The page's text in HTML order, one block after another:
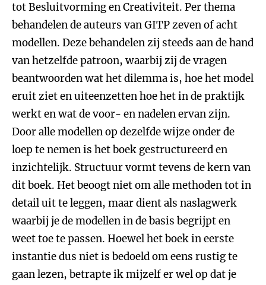
tot Besluitvorming en Creativiteit. Per thema
behandelen de auteurs van GITP zeven of acht
modellen. Deze behandelen zij steeds aan de hand
van hetzelfde patroon, waarbij zij de vragen
beantwoorden wat het dilemma is, hoe het model
eruit ziet en uiteenzetten hoe het in de praktijk
werkt en wat de voor- en nadelen ervan zijn.
Door alle modellen op dezelfde wijze onder de
loep te nemen is het boek gestructureerd en
inzichtelijk. Structuur vormt tevens de kern van
dit boek. Het beoogt niet om alle methoden tot in
detail uit te leggen, maar dient als naslagwerk
waarbij je de modellen in de basis begrijpt en
weet toe te passen. Hoewel het boek in eerste
instantie dus niet is bedoeld om eens rustig te
gaan lezen, betrapte ik mijzelf er wel op dat je